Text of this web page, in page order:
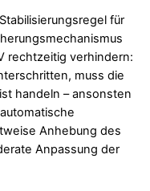
für
rechtzeitig verhindern:
muss die
handeln – ansonsten
Anhebung des
Anpassung der